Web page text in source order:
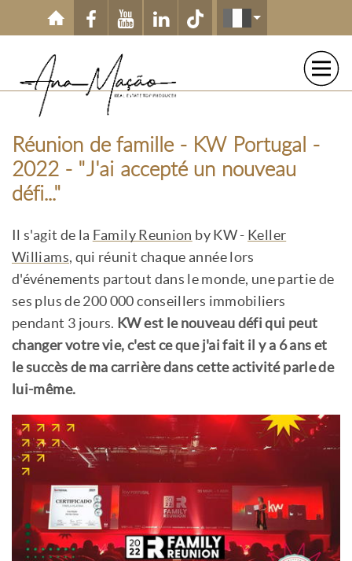
Aller au contenu principal
Réunion de famille - KW Portugal -
2022 - "J'ai accepté un nouveau
défi..."
Il s'agit de la Family Reunion by KW - Keller
Williams, qui réunit chaque année lors
d'événements partout dans le monde, une partie de
ses plus de 200 000 conseillers immobiliers
pendant 3 jours. KW est le nouveau défi qui peut
changer votre vie, c'est ce que j'ai fait il y a 6 ans et
le succès de ma carrière dans cette activité parle de
lui-même.